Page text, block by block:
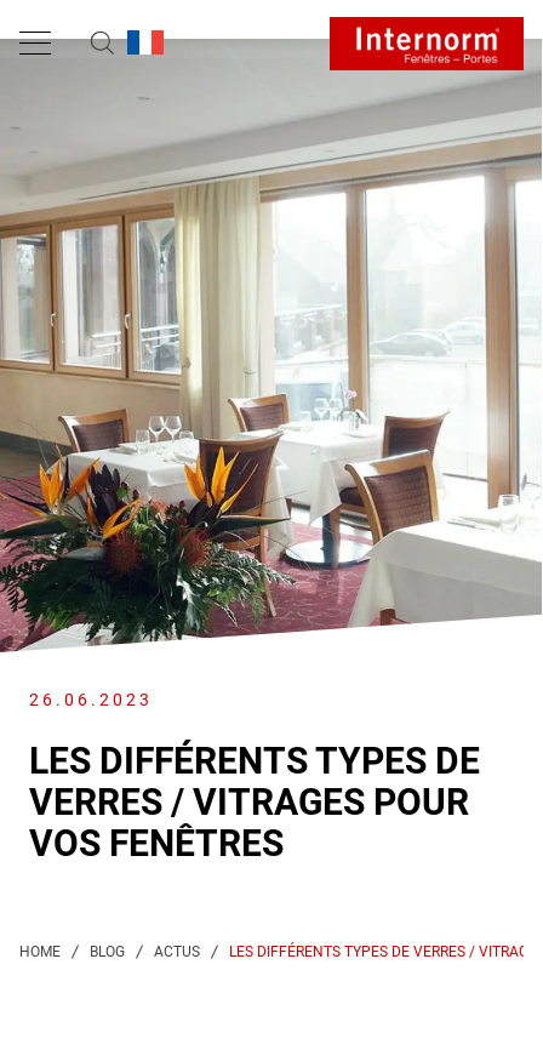
26.06.2023
LES DIFFÉRENTS TYPES DE
VERRES / VITRAGES POUR
VOS FENÊTRES
LES DIFFÉRENTS TYPES DE VERRES /